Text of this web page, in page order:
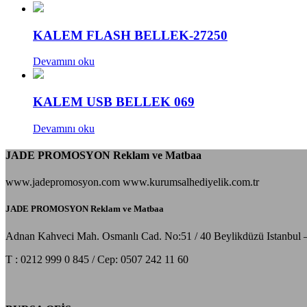
KALEM FLASH BELLEK-27250
Devamını oku
KALEM USB BELLEK 069
Devamını oku
JADE PROMOSYON Reklam ve Matbaa
www.jadepromosyon.com www.kurumsalhediyelik.com.tr
JADE PROMOSYON Reklam ve Matbaa
Adnan Kahveci Mah. Osmanlı Cad. No:51 / 40 Beylikdüzü Istanbul
T : 0212 999 0 845 / Cep: 0507 242 11 60